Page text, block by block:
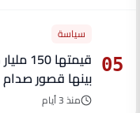
05
سياسة
بينها قصور صدام
منذ 3 أيام